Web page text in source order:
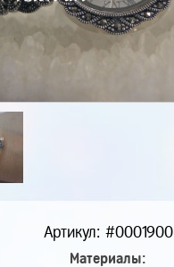
Артикул: #0001900
Материалы: